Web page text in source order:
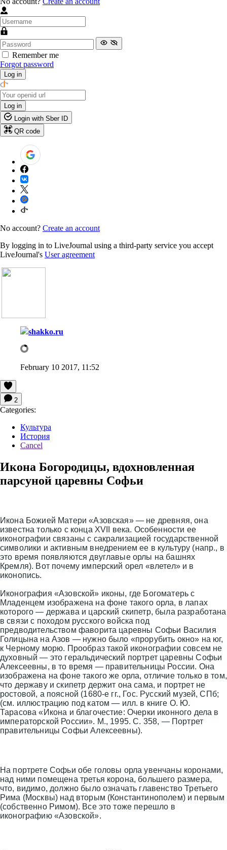
Remember me
Forgot password
Log in
Log in
Login with Sber ID
QR code
No account? Create an account
By logging in to LiveJournal using a third-party service you accept
LiveJournal's User agreement
shakko.ru
February 10 2017, 11:52
2
Categories:
Культура
История
Cancel
Икона Богородицы, вдохновленная
парсуной царевны Софьи
Икона Божией Матери «Азовская» — не древняя, она
известна только с конца XVII века. Особенности ее
иконографии связаны с сакрализацией государственной
символики и активным внедрением ее в культуру (напр., в
это время появляются двуглавые орлы на башнях
Кремля). Вот почему имперский орел «влетел» и в
иконопись.
Иконография «Азовской» иконы, где Богоматерь с
Младенцем изображена на фоне такого орла, в лапах
которого — держава и царский скипетр, была разработана
в связи с походом русского войска под
предводительством фаворита царевны Софьи Василия
Голицына на Азов — нужно было «прорубить окно» на юг,
к Черному морю. Прообраз такой иконографии совсем не
духовный — это геральдический портрет царевны Софьи
Алексеевны, в то время — правительницы России. Она
изображена на фоне такого же орла, отличие только в том,
что державу и скипетр держит она сама, и портрет не
ростовой, а поясной (1680-е гг., Гос. Русский музей, СПб;
(см. иллюстрацию под катом — илл. в книге О. Ю.
Тарасова «Икона и благочестие: Очерки иконного дела в
императорской России». М., 1995. С. 358, — Портрет
правительницы Софьи Алексеевны).
На портрете Софьи обе головы орла увенчаны коронами,
над ними помещена третья корона, большего размера,
что, видимо, должно было означать главенство Третьего
Рима (Москвы) над вторым (Константинополем) и первым
(собственно Римом). Все это тоже перешло в
иконографию «Азовской».